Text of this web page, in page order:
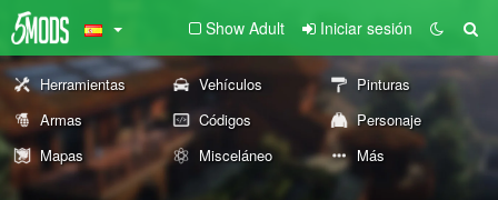
Show Adult Iniciar sesión
Herramientas Vehículos
Pinturas
Armas
Códigos
Personaje
Mapas
Misceláneo Más